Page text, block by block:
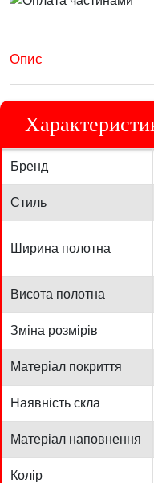
Опис
Бренд
Стиль
Ширина полотна
Висота полотна
Зміна розмірів
Матеріал покриття
Наявність скла
Матеріал наповнення
Колір